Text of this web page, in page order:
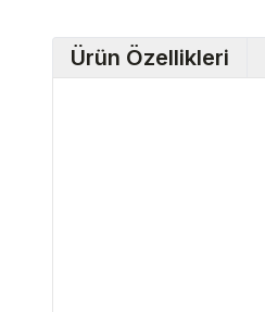
Ürün Özellikleri